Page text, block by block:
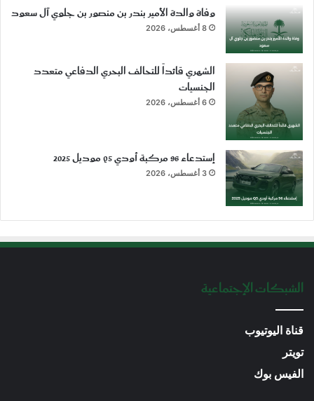
وفاة والدة الأمير بندر بن منصور بن جلوي آل سعود
8 أغسطس، 2026
الشهري قائداً للتحالف البحري الدفاعي متعدد
الجنسيات
6 أغسطس، 2026
إستدعاء 96 مركبة أودي Q5 موديل 2025
3 أغسطس، 2026
الشبكات الإجتماعية
قناة اليوتيوب
تويتر
الفيس بوك